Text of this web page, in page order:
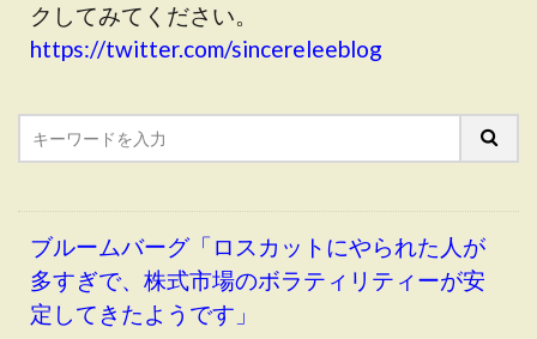
クしてみてください。
https://twitter.com/sincereleeblog
ブルームバーグ「ロスカットにやられた人が
多すぎで、株式市場のボラティリティーが安
定してきたようです」